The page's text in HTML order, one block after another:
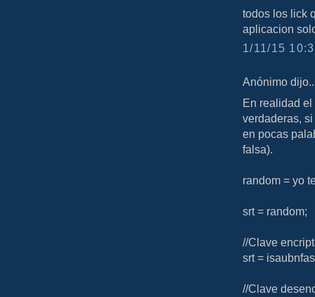
todos los lick
aplicacion
1/11/15
Anónimo
En realidad
verdaderas,
en pocas
falsa).
random = yo
srt = random;
//Clave
srt =
//Clave